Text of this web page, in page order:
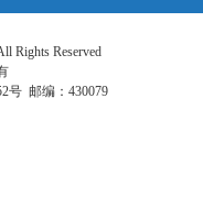
Rights Reserved
号 邮编：430079